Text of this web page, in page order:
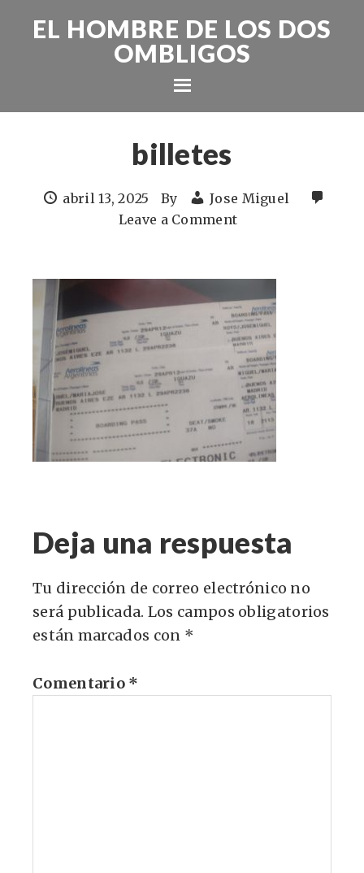
EL HOMBRE DE LOS DOS
OMBLIGOS
billetes
abril 13, 2025 By
Jose Miguel
Leave a Comment
Deja una respuesta
Tu dirección de correo electrónico no
será publicada. Los campos obligatorios
están marcados con *
Comentario *